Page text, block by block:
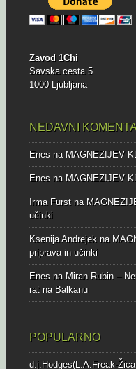
Zavod 1Chi
Savska cesta 5
1000 Ljubljana
NEDAVNI
Enesna MAGNEZIJEV
Enesna MAGNEZIJEV
Irma Furstna
učinki
Ksenija Andrejekna
priprava in učinki
Enesna Miran Rubin –
rat na Balkanu
POPULARNO
d.j.Hodges(L.A.Freak-